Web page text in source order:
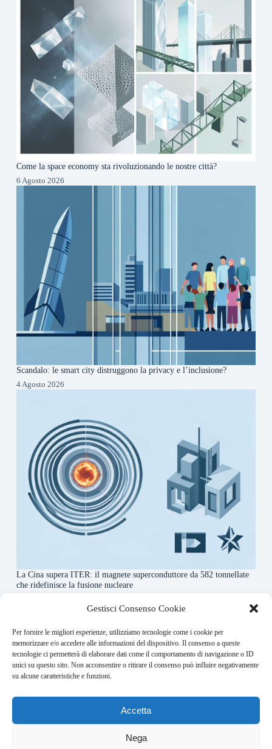
Gestisci Consenso Cookie
Per fornire le migliori esperienze, utilizziamo tecnologie come i cookie per
memorizzare e/o accedere alle informazioni del dispositivo. Il consenso a queste
tecnologie ci permetterà di elaborare dati come il comportamento di navigazione o ID
unici su questo sito. Non acconsentire o ritirare il consenso può influire negativamente
su alcune caratteristiche e funzioni.
Accetta
Nega
Come la space economy sta rivoluzionando le nostre città?
6 Agosto 2026
Scandalo: le smart city distruggono la privacy e l’inclusione?
4 Agosto 2026
La Cina supera ITER: il magnete superconduttore da 582 tonnellate
che ridefinisce la fusione nucleare
About this website
Orbitare ogni giorno trova per te le notizie più rilevanti in
ambito space economy.
Address:
VIA USODIMARE 3 - 37138 - VERONA (VR)
redazione@bullet-network.com